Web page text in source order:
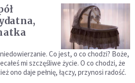
Co jest, o co chodzi? Boże,
mi szczęśliwe życie. O co chodzi, że
ono daje pełnię, łączy, przynosi radość.